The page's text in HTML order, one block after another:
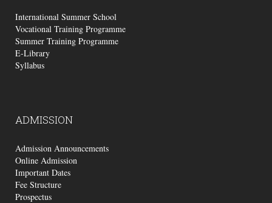
International Summer School
Vocational Training Programme
Summer Training Programme
E-Library
Syllabus
ADMISSION
Admission Announcements
Online Admission
Important Dates
Fee Structure
Prospectus